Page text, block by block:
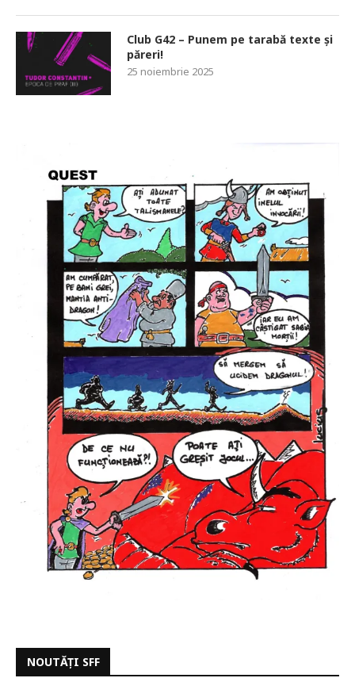
Club G42 – Punem pe tarabă texte și
păreri!
25 noiembrie 2025
NOUTĂȚI SFF